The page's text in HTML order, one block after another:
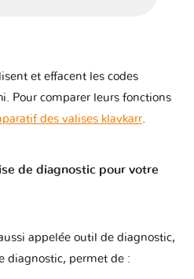
1 version
1 version
et effacent les codes
Pour comparer leurs fonctions
des valises klavkarr.
de diagnostic pour votre
appelée outil de diagnostic,
diagnostic, permet de :